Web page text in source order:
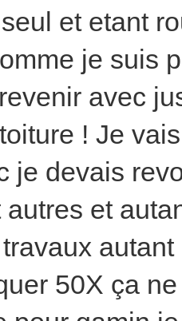
et etant
je suis
avec
! Je
je devais
et
50X ça